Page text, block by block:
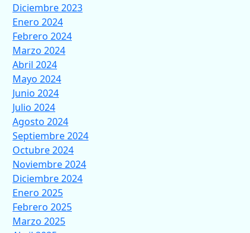
Diciembre 2023
Enero 2024
Febrero 2024
Marzo 2024
Abril 2024
Mayo 2024
Junio 2024
Julio 2024
Agosto 2024
Septiembre 2024
Octubre 2024
Noviembre 2024
Diciembre 2024
Enero 2025
Febrero 2025
Marzo 2025